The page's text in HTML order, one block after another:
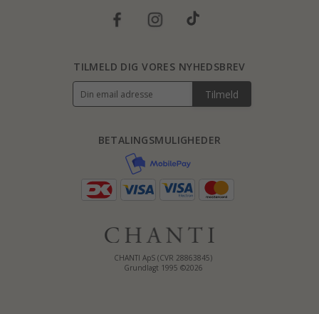
CHANTI ApS (CVR 28863845)
Grundlagt 1995 ©2026
BETALINGSMULIGHEDER
TILMELD DIG VORES NYHEDSBREV
Tilmeld